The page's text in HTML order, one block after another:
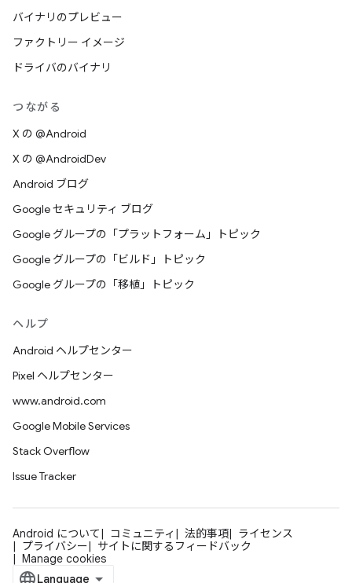
バイナリのプレビュー
ファクトリー イメージ
ドライバのバイナリ
つながる
X の @Android
X の @AndroidDev
Android ブログ
Google セキュリティ ブログ
Google グループの「プラットフォーム」トピック
Google グループの「ビルド」トピック
Google グループの「移植」トピック
ヘルプ
Android ヘルプセンター
Pixel ヘルプセンター
www.android.com
Google Mobile Services
Stack Overflow
Issue Tracker
Android について コミュニティ 法的事項
ライセンス
プライバシー
サイトに関するフィードバック
Manage cookies